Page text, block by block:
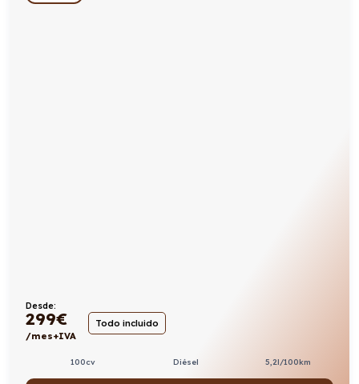
Desde:
299€
/mes+IVA
Todo incluido
100cv Diésel 5,2l/100km